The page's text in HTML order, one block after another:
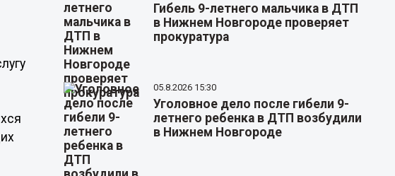
Гибель 9-летнего мальчика в ДТП
в Нижнем Новгороде проверяет
прокуратура
05.8.2026 15:30
Уголовное дело после гибели 9-
летнего ребенка в ДТП возбудили
в Нижнем Новгороде